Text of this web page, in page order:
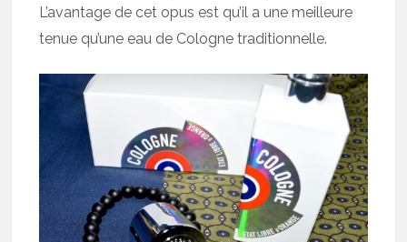
L’avantage de cet opus est qu’il a une meilleure
tenue qu’une eau de Cologne traditionnelle.